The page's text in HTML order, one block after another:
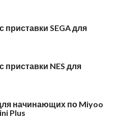
приставки SEGA для
приставки NES для
начинающих по Miyoo
Plus